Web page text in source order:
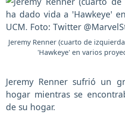
Jeremy Renner (cuarto de
'Hawkeye' en varios
Jeremy Renner sufrió un
hogar mientras se
de su hogar.